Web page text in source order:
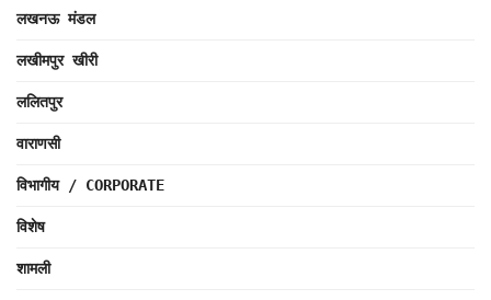
लखनऊ मंडल
लखीमपुर खीरी
ललितपुर
वाराणसी
विभागीय / CORPORATE
विशेष
शामली